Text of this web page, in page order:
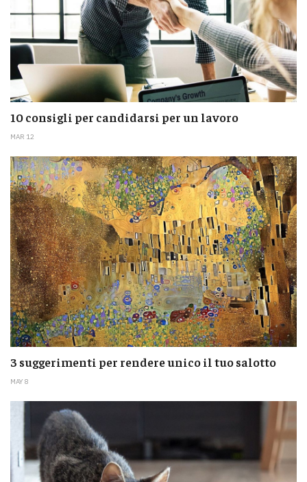
10 consigli per candidarsi per un lavoro
MAR 12
3 suggerimenti per rendere unico il tuo salotto
MAY 8